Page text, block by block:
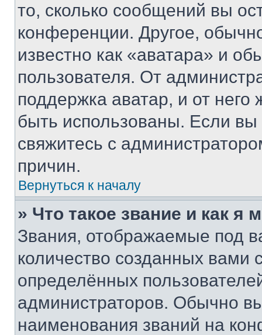
то, сколько сообщений вы
конференции. Другое,
известно как «аватара» и
пользователя. От
поддержка аватар, и от него
быть использованы. Если
свяжитесь с
причин.
Вернуться к началу
» Что такое звание и как я
Звания, отображаемые под
количество созданных
определённых
администраторов. Обычно
наименования званий на